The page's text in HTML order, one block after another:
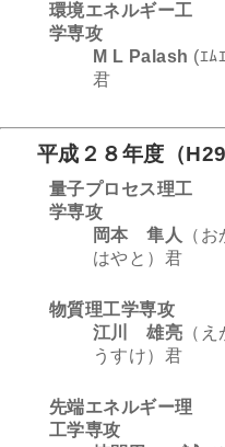
環境エネルギー工
学専攻
M L Palash (ｴﾑ
君
平成２８年度（
量子プロセス理工
学専攻
岡本 隼人
（
はやと）君
物質理工学専攻
江川 雄亮 （
うすけ）君
先端エネルギー理
工学専攻